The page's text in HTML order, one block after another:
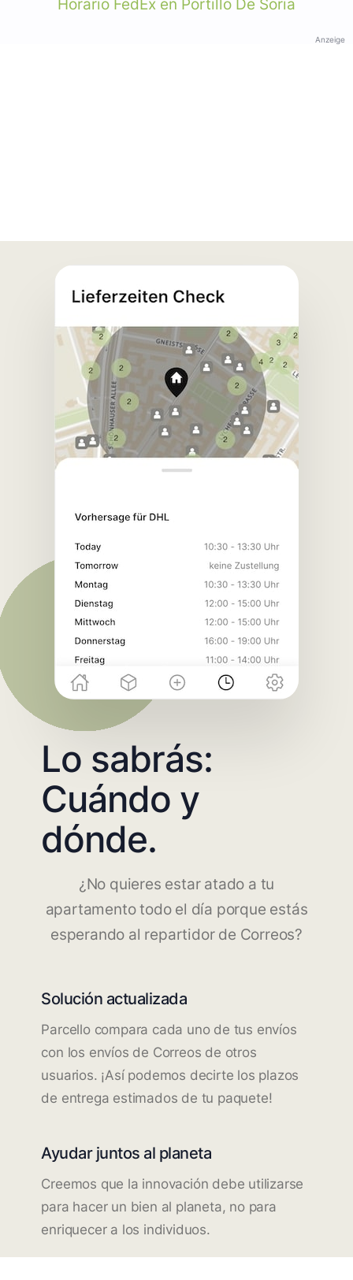
Horario FedEx en Portillo De Soria
Anzeige
Lo sabrás:
Cuándo y
dónde.
¿No quieres estar atado a tu
apartamento todo el día porque estás
esperando al repartidor de Correos?
Solución actualizada
Parcello compara cada uno de tus envíos
con los envíos de Correos de otros
usuarios. ¡Así podemos decirte los plazos
de entrega estimados de tu paquete!
Ayudar juntos al planeta
Creemos que la innovación debe utilizarse
para hacer un bien al planeta, no para
enriquecer a los individuos.